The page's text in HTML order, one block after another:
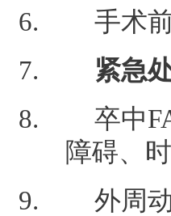
手术
紧急
卒中
障碍、时
外周